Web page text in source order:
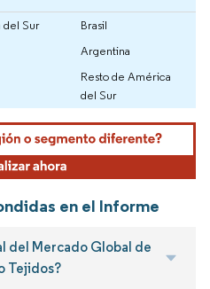
Sur
Brasil
Argentina
Resto de América
del Sur
en el Informe
del Mercado Global de
Tejidos?